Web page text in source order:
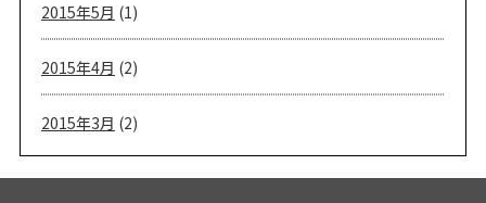
2015年5月 (1)
2015年4月 (2)
2015年3月 (2)